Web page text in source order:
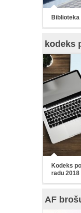
Biblioteka
kodeks
Kodeks
radu 2018
AF